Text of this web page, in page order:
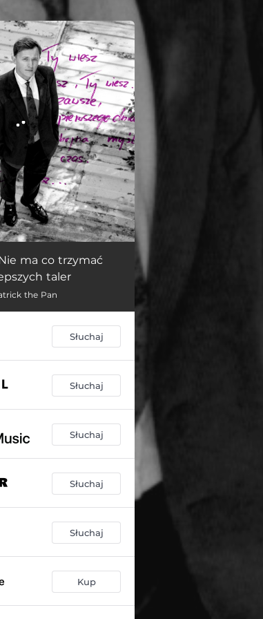
Ty wiesz (Nie ma co trzymać najlepszych talerzy dla gości) 03:50
ma co trzymać
taler
the Pan
Słuchaj
Słuchaj
Słuchaj
Słuchaj
Słuchaj
Kup